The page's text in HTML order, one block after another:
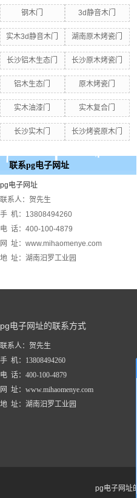
钢木门 3d静音木门
实木3d静音木门 湖南原木烤瓷门
长沙铝木生态门 长沙原木烤瓷门
铝木生态门 原木烤瓷门
实木油漆门 实木复合门
长沙实木门 长沙烤瓷原木门
联系pg电子网址
pg电子网址
联系人：贺先生
手 机：13808494260
电 话：400-100-4879
网 址：www.mihaomenye.com
地 址：湖南汨罗工业园
pg电子网址的联系方式
联系人：贺先生
手 机：13808494260
电 话：400-100-4879
网 址：www.mihaomenye.com
地 址：湖南汨罗工业园
pg电子网址